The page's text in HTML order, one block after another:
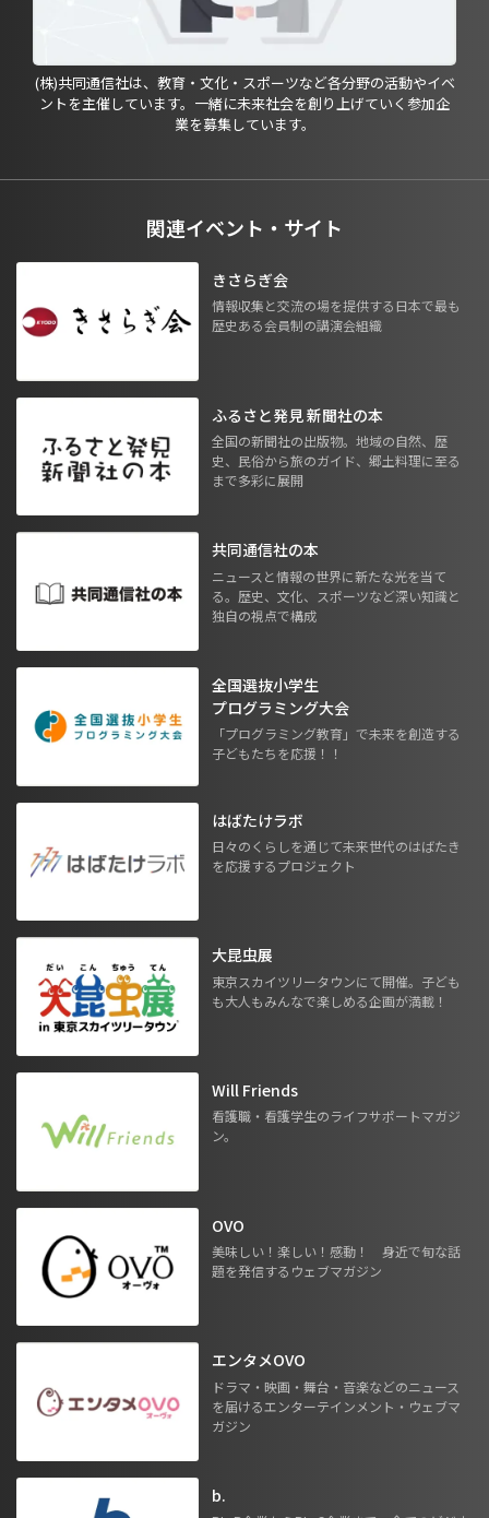
(株)共同通信社は、教育・文化・スポーツなど各分野の活動やイベ
ントを主催しています。一緒に未来社会を創り上げていく参加企
業を募集しています。
関連イベント・サイト
きさらぎ会
情報収集と交流の場を提供する日本で最も
歴史ある会員制の講演会組織
ふるさと発見 新聞社の本
全国の新聞社の出版物。地域の自然、歴
史、民俗から旅のガイド、郷土料理に至る
まで多彩に展開
共同通信社の本
ニュースと情報の世界に新たな光を当て
る。歴史、文化、スポーツなど深い知識と
独自の視点で構成
全国選抜小学生
プログラミング大会
「プログラミング教育」で未来を創造する
子どもたちを応援！！
はばたけラボ
日々のくらしを通じて未来世代のはばたき
を応援するプロジェクト
大昆虫展
東京スカイツリータウンにて開催。子ども
も大人もみんなで楽しめる企画が満載！
Will Friends
看護職・看護学生のライフサポートマガジ
ン。
OVO
美味しい！楽しい！感動！ 身近で旬な話
題を発信するウェブマガジン
エンタメOVO
ドラマ・映画・舞台・音楽などのニュース
を届けるエンターテインメント・ウェブマ
ガジン
b.